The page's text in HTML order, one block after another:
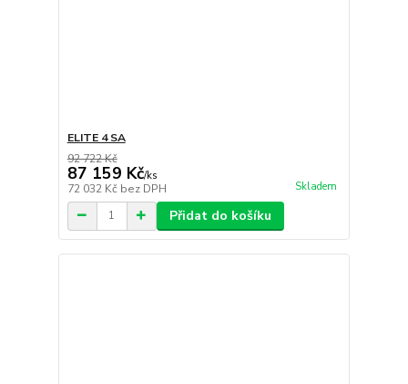
ELITE 4 SA
92 722 Kč
87 159 Kč/ks
72 032 Kč bez DPH Skladem
Přidat do košíku